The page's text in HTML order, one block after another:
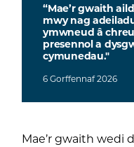
“Mae’r gwaith
mwy nag
ymwneud â
presennol a
cymunedau."
6Gorffennaf2026
Mae’r gwaith wedi